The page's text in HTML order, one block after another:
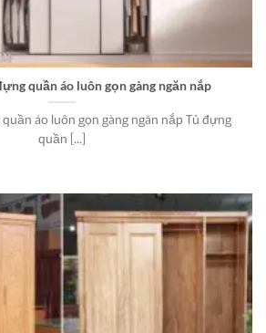
quần áo luôn gọn gàng ngăn nắp
áo luôn gọn gàng ngăn nắp Tủ đựng
quần [...]